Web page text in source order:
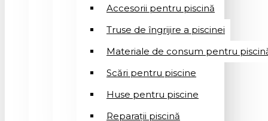
Accesorii pentru piscină
Truse de îngrijire a piscinei
Materiale de consum pentru
Scări pentru piscine
Huse pentru piscine
Reparații piscină